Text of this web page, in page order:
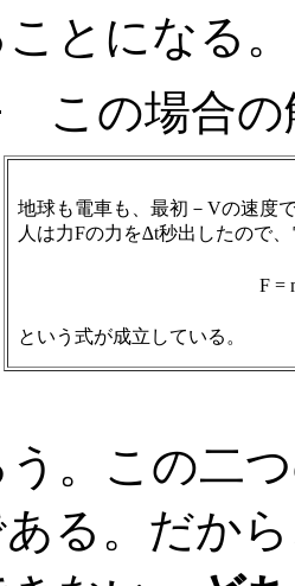
とになる。
この場合の
地球も電車も、最初－Vの速度
人は力Fの力を∆t秒出したので
F =
という式が成立している。
。この二
ある。だか